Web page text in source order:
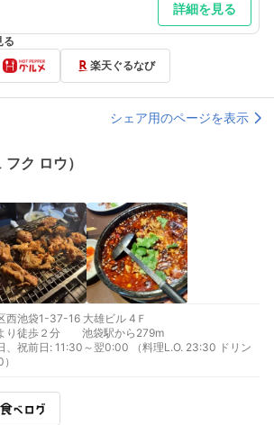
詳細を見る
る
楽天ぐるなび
シェア用のページを表示
ク ロウ）
西池袋1-37-16 大雄ビル 4Ｆ
り徒歩２分 池袋駅から279m
、祝前日: 11:30～翌0:00 （料理L.O. 23:30 ドリン